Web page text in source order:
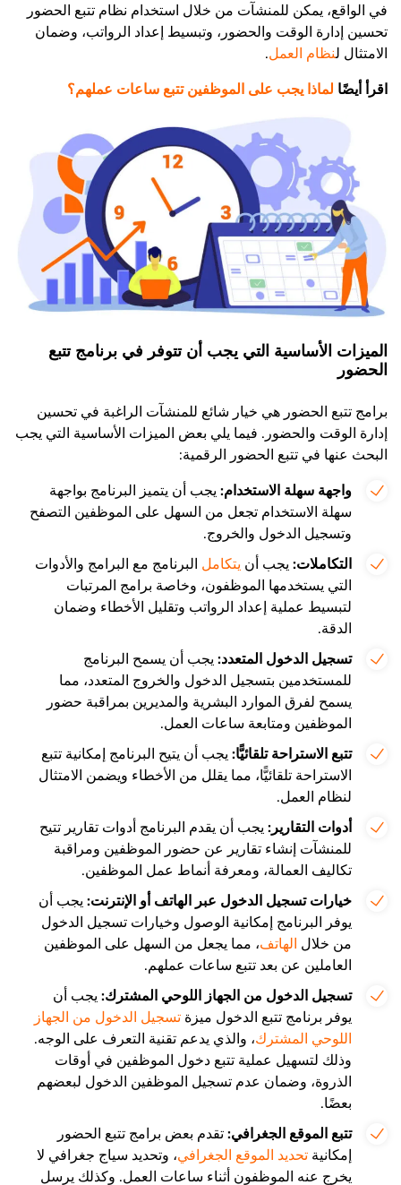
في الواقع، يمكن للمنشآت من خلال استخدام نظام تتبع الحضور
تحسين إدارة الوقت والحضور، وتبسيط إعداد الرواتب، وضمان
الامتثال لنظام العمل.
اقرأ أيضًا لماذا يجب على الموظفين تتبع ساعات عملهم؟
الميزات الأساسية التي يجب أن تتوفر في برنامج تتبع
الحضور
برامج تتبع الحضور هي خيار شائع للمنشآت الراغبة في تحسين
إدارة الوقت والحضور. فيما يلي بعض الميزات الأساسية التي يجب
البحث عنها في تتبع الحضور الرقمية:
واجهة سهلة الاستخدام:يجب أن يتميز البرنامج بواجهة
سهلة الاستخدام تجعل من السهل على الموظفين التصفح
وتسجيل الدخول والخروج.
التكاملات:يجب أن يتكامل البرنامج مع البرامج والأدوات
التي يستخدمها الموظفون، وخاصة برامج المرتبات
لتبسيط عملية إعداد الرواتب وتقليل الأخطاء وضمان
الدقة.
تسجيل الدخول المتعدد:يجب أن يسمح البرنامج
للمستخدمين بتسجيل الدخول والخروج المتعدد، مما
يسمح لفرق الموارد البشرية والمديرين بمراقبة حضور
الموظفين ومتابعة ساعات العمل.
تتبع الاستراحة تلقائيًّا:يجب أن يتيح البرنامج إمكانية تتبع
الاستراحة تلقائيًّا، مما يقلل من الأخطاء ويضمن الامتثال
لنظام العمل.
أدوات التقارير:يجب أن يقدم البرنامج أدوات تقارير تتيح
للمنشآت إنشاء تقارير عن حضور الموظفين ومراقبة
تكاليف العمالة، ومعرفة أنماط عمل الموظفين.
خيارات تسجيل الدخول عبر الهاتف أو الإنترنت:يجب أن
يوفر البرنامج إمكانية الوصول وخيارات تسجيل الدخول
من خلال الهاتف، مما يجعل من السهل على الموظفين
العاملين عن بعد تتبع ساعات عملهم.
تسجيل الدخول من الجهاز اللوحي المشترك:يجب أن
يوفر برنامج تتبع الدخول ميزة تسجيل الدخول من الجهاز
اللوحي المشترك، والذي يدعم تقنية التعرف على الوجه.
وذلك لتسهيل عملية تتبع دخول الموظفين في أوقات
الذروة، وضمان عدم تسجيل الموظفين الدخول لبعضهم
بعضًا.
تتبع الموقع الجغرافي:تقدم بعض برامج تتبع الحضور
إمكانية تحديد الموقع الجغرافي، وتحديد سياج جغرافي لا
يخرج عنه الموظفون أثناء ساعات العمل. وكذلك يرسل